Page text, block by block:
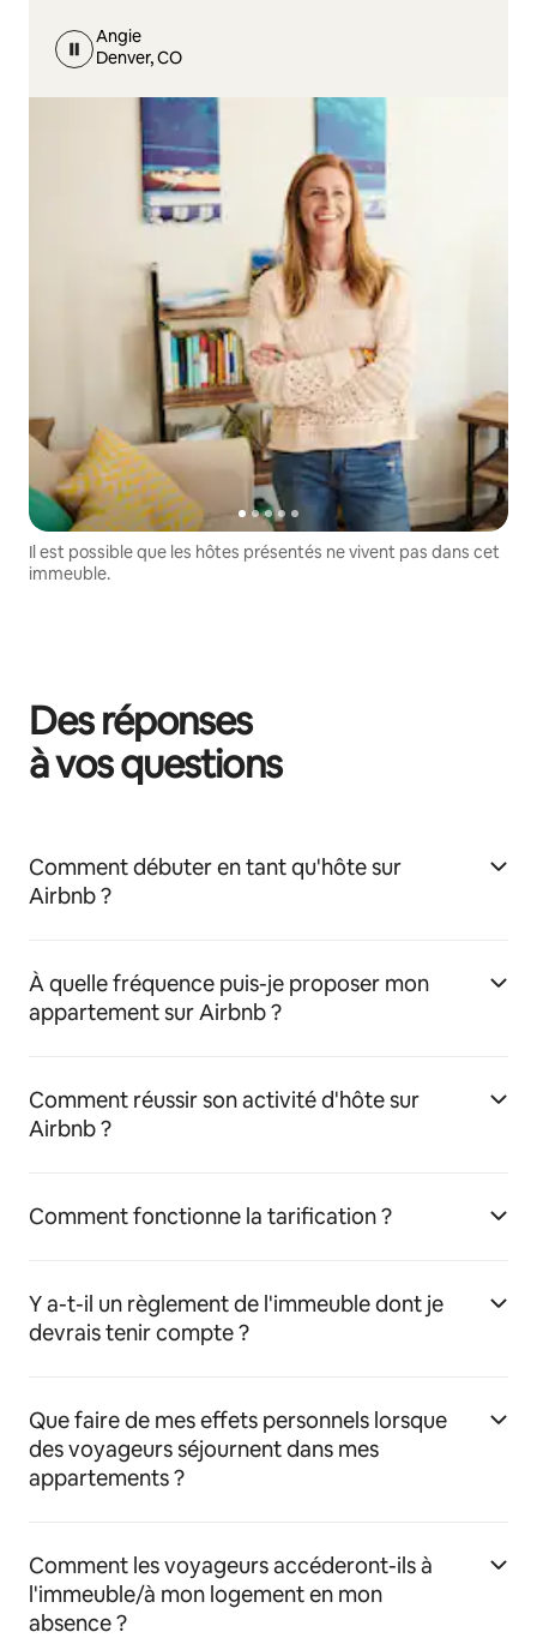
Angie
Denver, CO
Il est possible que les hôtes présentés ne vivent pas dans cet
immeuble.
Des réponses
à vos questions
Comment débuter en tant qu'hôte sur
Airbnb ?
À quelle fréquence puis-je proposer mon
appartement sur Airbnb ?
Comment réussir son activité d'hôte sur
Airbnb ?
Comment fonctionne la tarification ?
Y a-t-il un règlement de l'immeuble dont je
devrais tenir compte ?
Que faire de mes effets personnels lorsque
des voyageurs séjournent dans mes
appartements ?
Comment les voyageurs accéderont-ils à
l'immeuble/à mon logement en mon
absence ?